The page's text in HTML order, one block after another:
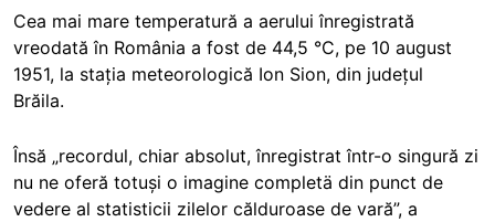
Cea mai mare temperatură a aerului înregistrată
vreodată în România a fost de 44,5 °C, pe 10 august
1951, la stația meteorologică Ion Sion, din județul
Brăila.
Însă „recordul, chiar absolut, înregistrat într-o singură zi
nu ne oferă totuși o imagine completä din punct de
vedere al statisticii zilelor călduroase de vară”, a